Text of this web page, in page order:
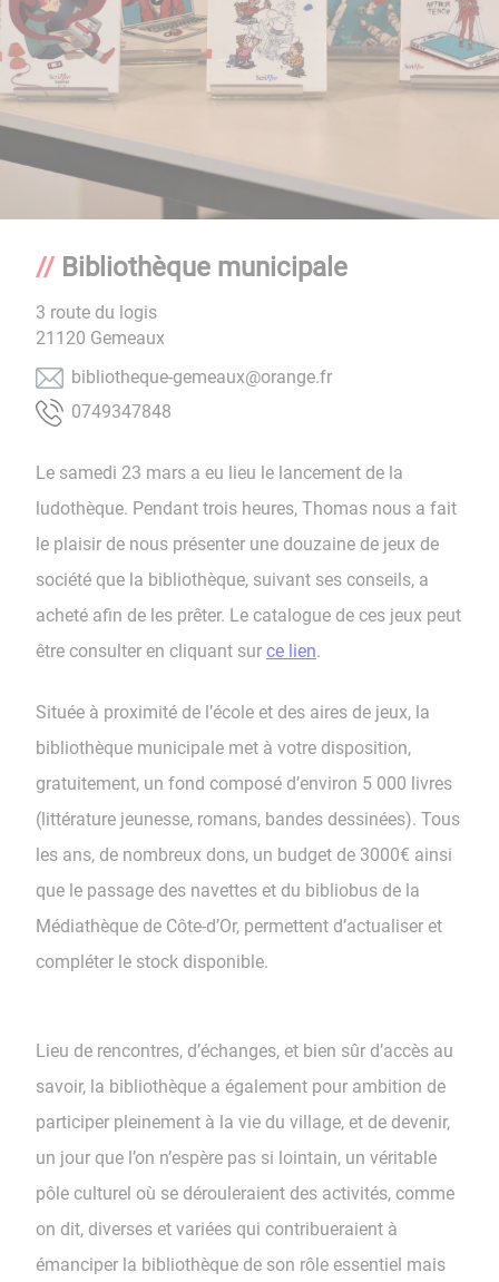
Bibliothèque municipale
3 route du logis
21120 Gemeaux
rf.egnaro@xuaemeg-euqehtoilbib
8487439470
Le samedi 23 mars a eu lieu le lancement de la
ludothèque. Pendant trois heures, Thomas nous a fait
le plaisir de nous présenter une douzaine de jeux de
société que la bibliothèque, suivant ses conseils, a
acheté afin de les prêter. Le catalogue de ces jeux peut
être consulter en cliquant sur ce lien.
Située à proximité de l’école et des aires de jeux, la
bibliothèque municipale met à votre disposition,
gratuitement, un fond composé d’environ 5 000 livres
(littérature jeunesse, romans, bandes dessinées). Tous
les ans, de nombreux dons, un budget de 3000€ ainsi
que le passage des navettes et du bibliobus de la
Médiathèque de Côte-d’Or, permettent d’actualiser et
compléter le stock disponible.
Lieu de rencontres, d’échanges, et bien sûr d’accès au
savoir, la bibliothèque a également pour ambition de
participer pleinement à la vie du village, et de devenir,
un jour que l’on n’espère pas si lointain, un véritable
pôle culturel où se dérouleraient des activités, comme
on dit, diverses et variées qui contribueraient à
émanciper la bibliothèque de son rôle essentiel mais